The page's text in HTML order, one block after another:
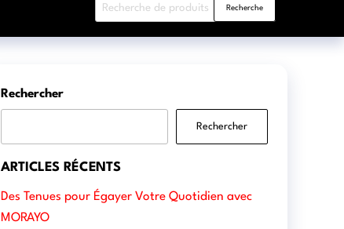
Recherche
Rechercher
Rechercher
ARTICLES RÉCENTS
Des Tenues pour Égayer Votre Quotidien avec
MORAYO